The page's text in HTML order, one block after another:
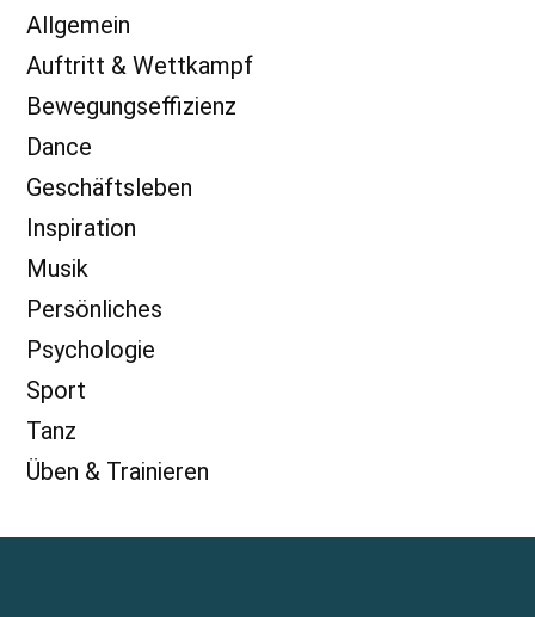
Allgemein
Auftritt & Wettkampf
Bewegungseffizienz
Dance
Geschäftsleben
Inspiration
Musik
Persönliches
Psychologie
Sport
Tanz
Üben & Trainieren